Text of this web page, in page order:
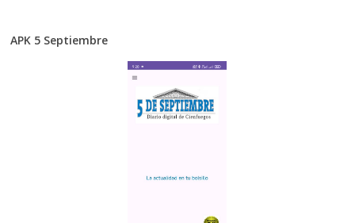
APK 5 Septiembre